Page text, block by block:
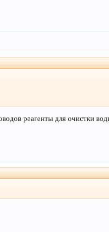
реагенты для очистки